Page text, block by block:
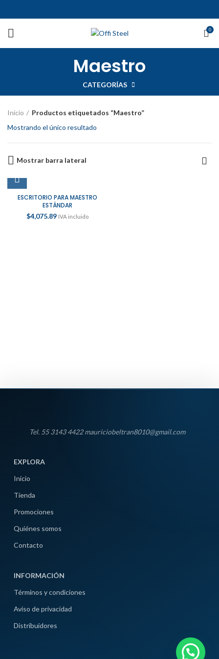
0
Maestro
CATEGORÍAS
Inicio
Productos etiquetados “Maestro”
Mostrando el único resultado
Mostrar barra lateral
ESCRITORIO PARA MAESTRO
ESTÁNDAR
$4,075.89 IVA incluido
Tel. 55 3143 4422 mauriciobeltran8010@gmail.com
EXPLORA
Inicio
Tienda
Promociones
Quiénes somos
Contacto
INFORMACIÓN
Términos y condiciones
Aviso de privacidad
Distribuidores